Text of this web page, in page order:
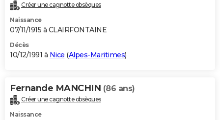
Créer une cagnotte obsèques
Naissance
07/11/1915 à CLAIRFONTAINE
Décès
10/12/1991 à Nice (Alpes-Maritimes)
Fernande MANCHIN (86 ans)
Créer une cagnotte obsèques
Naissance